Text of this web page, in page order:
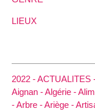
LIEUX
2022 -ACTUALITES
Aignan -Algérie -
-Arbre -Ariège -